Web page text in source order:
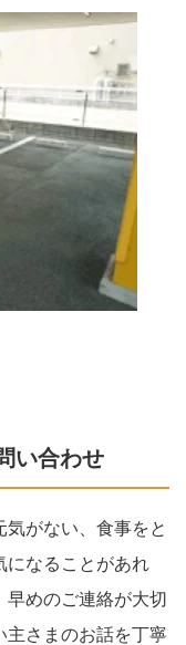
い合わせ
がない、食事をと
になることがあれ
早めのご連絡が大切
主さまのお話を丁寧